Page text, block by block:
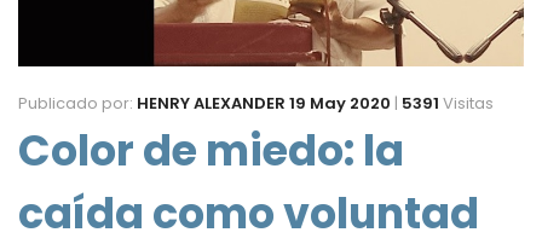
Publicado por: HENRY ALEXANDER 19 May 2020 | 5391 Visitas
Color de miedo: la
caída como voluntad